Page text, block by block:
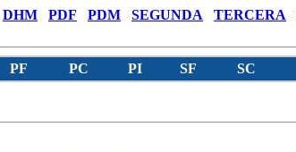
DHM PDF PDM SEGUNDA TERCERA
PF PC PI SF SC